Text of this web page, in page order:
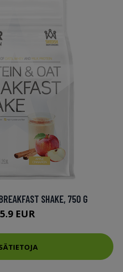
SHAKE, 750 G
EUR